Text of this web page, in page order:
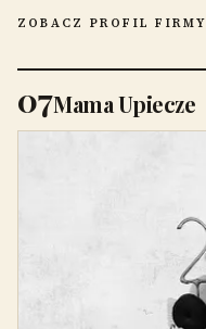
ZOBACZ PROFIL FIRMY
07Mama Upiecze